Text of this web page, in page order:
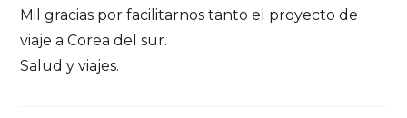
Mil gracias por facilitarnos tanto el proyecto de
viaje a Corea del sur.
Salud y viajes.